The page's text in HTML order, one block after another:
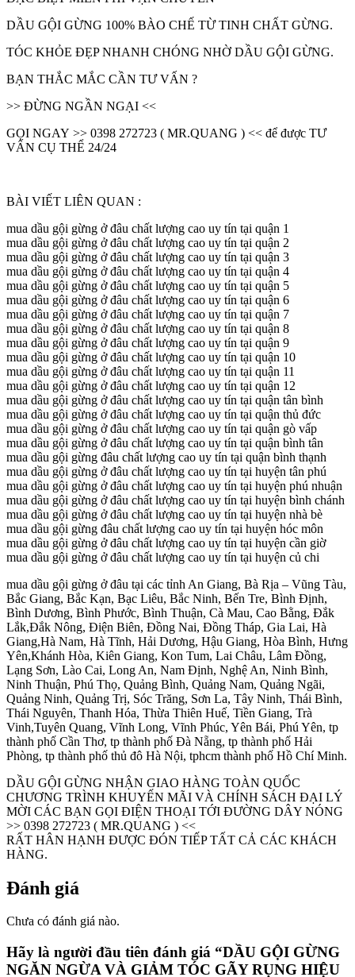
DẦU GỘI GỪNG 100% BÀO CHẾ TỪ TINH CHẤT GỪNG.
TÓC KHỎE ĐẸP NHANH CHÓNG NHỜ DẦU GỘI GỪNG.
BẠN THẮC MẮC CẦN TƯ VẤN ?
>> ĐỪNG NGẦN NGẠI <<
GỌI NGAY >> 0398 272723 ( MR.QUANG ) << để được TƯ
VẤN CỤ THỂ 24/24
BÀI VIẾT LIÊN QUAN :
mua dầu gội gừng ở đâu chất lượng cao uy tín tại quận 1
mua dầu gội gừng ở đâu chất lượng cao uy tín tại quận 2
mua dầu gội gừng ở đâu chất lượng cao uy tín tại quận 3
mua dầu gội gừng ở đâu chất lượng cao uy tín tại quận 4
mua dầu gội gừng ở đâu chất lượng cao uy tín tại quận 5
mua dầu gội gừng ở đâu chất lượng cao uy tín tại quận 6
mua dầu gội gừng ở đâu chất lượng cao uy tín tại quận 7
mua dầu gội gừng ở đâu chất lượng cao uy tín tại quận 8
mua dầu gội gừng ở đâu chất lượng cao uy tín tại quận 9
mua dầu gội gừng ở đâu chất lượng cao uy tín tại quận 10
mua dầu gội gừng ở đâu chất lượng cao uy tín tại quận 11
mua dầu gội gừng ở đâu chất lượng cao uy tín tại quận 12
mua dầu gội gừng ở đâu chất lượng cao uy tín tại quận tân bình
mua dầu gội gừng ở đâu chất lượng cao uy tín tại quận thủ đức
mua dầu gội gừng ở đâu chất lượng cao uy tín tại quận gò vấp
mua dầu gội gừng ở đâu chất lượng cao uy tín tại quận bình tân
mua dầu gội gừng đâu chất lượng cao uy tín tại quận bình thạnh
mua dầu gội gừng ở đâu chất lượng cao uy tín tại huyện tân phú
mua dầu gội gừng ở đâu chất lượng cao uy tín tại huyện phú nhuận
mua dầu gội gừng ở đâu chất lượng cao uy tín tại huyện bình chánh
mua dầu gội gừng ở đâu chất lượng cao uy tín tại huyện nhà bè
mua dầu gội gừng đâu chất lượng cao uy tín tại huyện hóc môn
mua dầu gội gừng ở đâu chất lượng cao uy tín tại huyện cần giờ
mua dầu gội gừng ở đâu chất lượng cao uy tín tại huyện củ chi
mua dầu gội gừng ở đâu tại các tỉnh An Giang, Bà Rịa – Vũng Tàu,
Bắc Giang, Bắc Kạn, Bạc Liêu, Bắc Ninh, Bến Tre, Bình Định,
Bình Dương, Bình Phước, Bình Thuận, Cà Mau, Cao Bằng, Đắk
Lắk,Đắk Nông, Điện Biên, Đồng Nai, Đồng Tháp, Gia Lai, Hà
Giang,Hà Nam, Hà Tĩnh, Hải Dương, Hậu Giang, Hòa Bình, Hưng
Yên,Khánh Hòa, Kiên Giang, Kon Tum, Lai Châu, Lâm Đồng,
Lạng Sơn, Lào Cai, Long An, Nam Định, Nghệ An, Ninh Bình,
Ninh Thuận, Phú Thọ, Quảng Bình, Quảng Nam, Quảng Ngãi,
Quảng Ninh, Quảng Trị, Sóc Trăng, Sơn La, Tây Ninh, Thái Bình,
Thái Nguyên, Thanh Hóa, Thừa Thiên Huế, Tiền Giang, Trà
Vinh,Tuyên Quang, Vĩnh Long, Vĩnh Phúc, Yên Bái, Phú Yên, tp
thành phố Cần Thơ, tp thành phố Đà Nẵng, tp thành phố Hải
Phòng, tp thành phố thủ đô Hà Nội, tphcm thành phố Hồ Chí Minh.
DẦU GỘI GỪNG NHẬN GIAO HÀNG TOÀN QUỐC
CHƯƠNG TRÌNH KHUYẾN MÃI VÀ CHÍNH SÁCH ĐẠI LÝ
MỜI CÁC BẠN GỌI ĐIỆN THOẠI TỚI ĐƯỜNG DÂY NÓNG
>> 0398 272723 ( MR.QUANG ) <<
RẤT HÂN HẠNH ĐƯỢC ĐÓN TIẾP TẤT CẢ CÁC KHÁCH
HÀNG.
Đánh giá
Chưa có đánh giá nào.
Hãy là người đầu tiên đánh giá “DẦU GỘI GỪNG
NGĂN NGỪA VÀ GIẢM TÓC GÃY RỤNG HIỆU